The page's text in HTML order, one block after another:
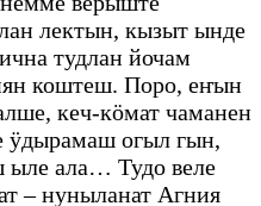
лектын, кызыт ынде
тудлан йочам
коштеш. Поро, еҥын
кеч-кӧмат чаманен
огыл гын,
ала… Тудо веле
– нуныланат Агния